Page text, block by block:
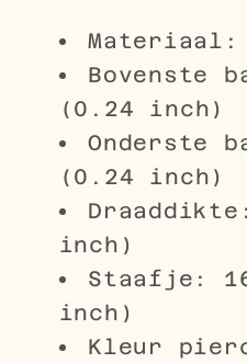
Bovenste
(0.24 inch)
Onderste
(0.24 inch)
inch)
Staafje:
inch)
Kleur